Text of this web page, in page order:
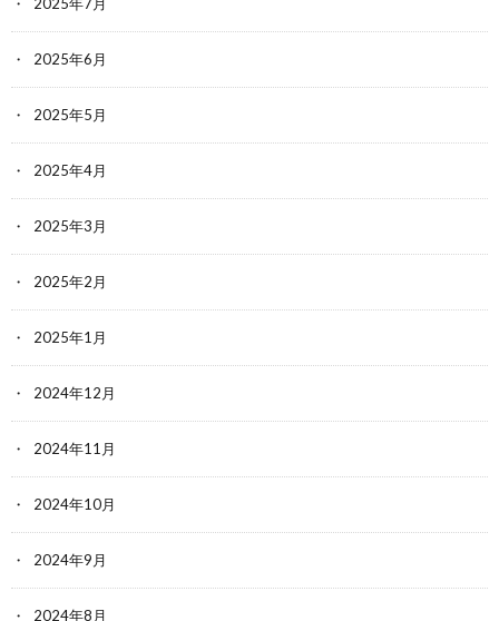
2025年6月
2025年5月
2025年4月
2025年3月
2025年2月
2025年1月
2024年12月
2024年11月
2024年10月
2024年9月
2024年8月